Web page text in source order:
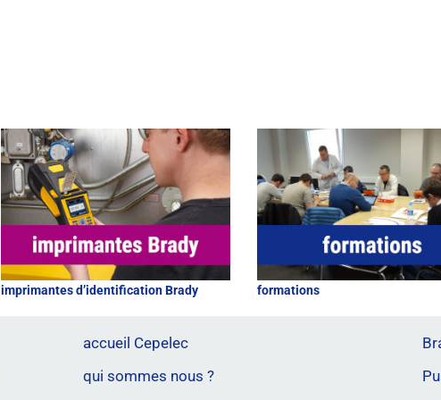
imprimantes d’identification Brady formations
accueil Cepelec
qui sommes nous ?